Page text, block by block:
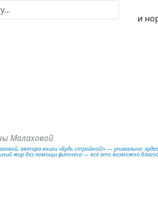
и
Малаховой
автора книги «Будь стройной!» — уникальна:
жир без помощи фитнеса — всё это возможно